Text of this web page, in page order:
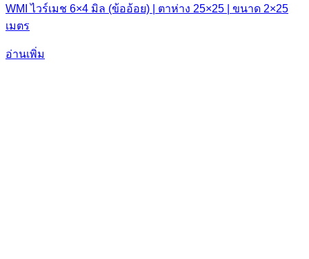
WMI ไวร์เมช 6×4 มิล (ข้ออ้อย) | ตาห่าง 25×25 | ขนาด 2×25
เมตร
อ่านเพิ่ม